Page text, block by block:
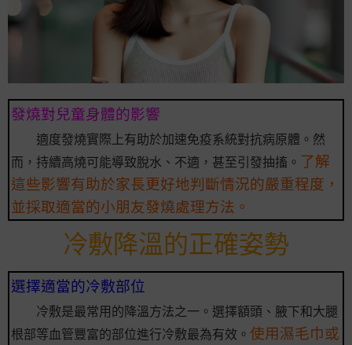
發燒對兒童身體的影響
適度發燒實際上有助於加速免疫系統對抗病原體。然
而，持續高燒可能導致脫水、不適，甚至引發抽搐。 了解
這些影響有助於家長更好地判斷情況的嚴重程度，
並採取適當的小朋友發燒處理方法。
冷敷降溫的正確姿勢
選擇適當的冷敷部位
冷敷是最常用的降溫方法之一。選擇額頭、腋下和大腿
根部等血管豐富的部位進行冷敷最為有效。 使用濕毛巾或